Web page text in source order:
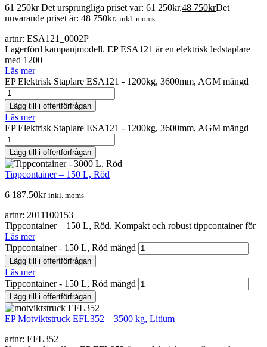
61 250kr Det ursprungliga priset var: 61 250kr.48 750krDet
nuvarande priset är: 48 750kr. inkl. moms
artnr: ESA121_0002P
Lagerförd kampanjmodell. EP ESA121 är en elektrisk ledstaplare
med 1200
Läs mer
EP Elektrisk Staplare ESA121 - 1200kg, 3600mm, AGM mängd
Lägg till i offertförfrågan
Läs mer
EP Elektrisk Staplare ESA121 - 1200kg, 3600mm, AGM mängd
Lägg till i offertförfrågan
Tippcontainer – 150 L, Röd
6 187.50kr inkl. moms
artnr: 2011100153
Tippcontainer – 150 L, Röd. Kompakt och robust tippcontainer för
Läs mer
Tippcontainer - 150 L, Röd mängd
Lägg till i offertförfrågan
Läs mer
Tippcontainer - 150 L, Röd mängd
Lägg till i offertförfrågan
EP Motviktstruck EFL352 – 3500 kg, Litium
artnr: EFL352